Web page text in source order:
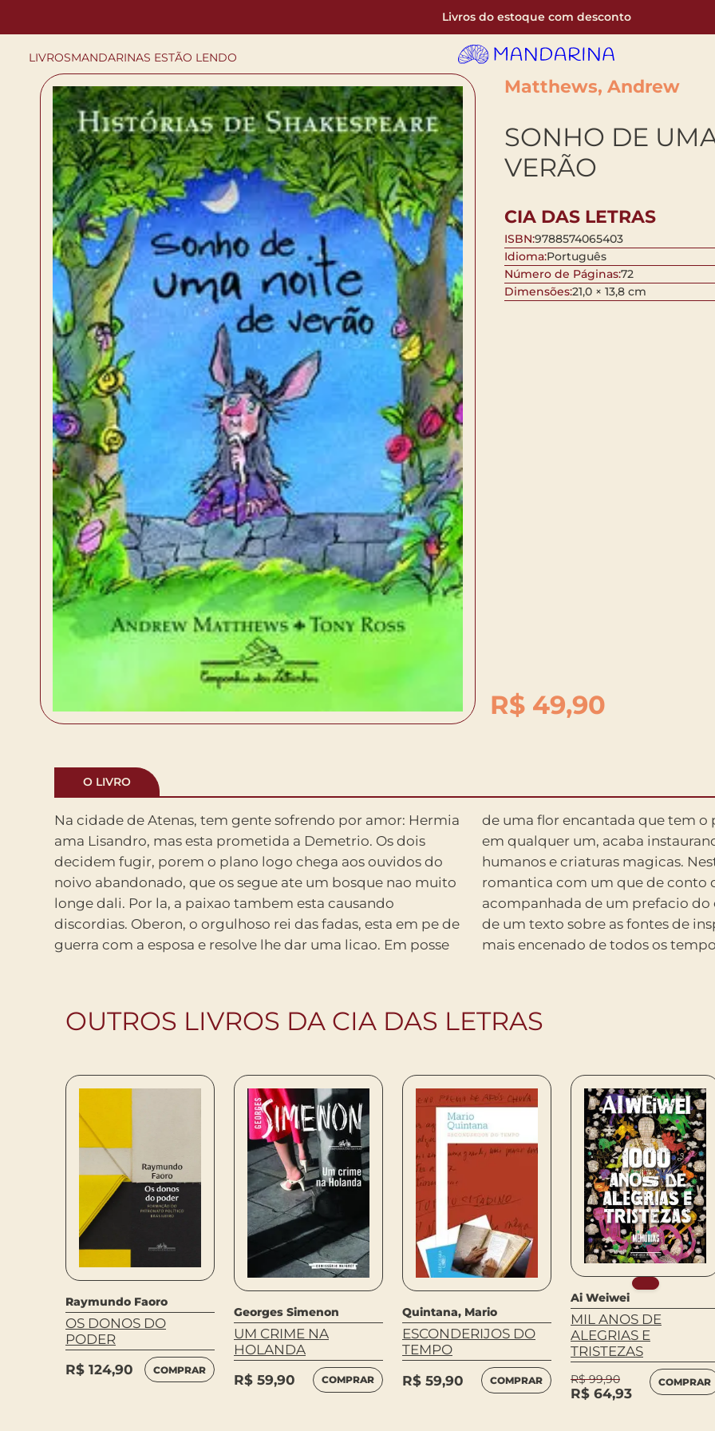
Livros do estoque com desconto
LIVROSMANDARINAS ESTÃO LENDO
Matthews, Andrew
SONHO DE
VERÃO
CIA DAS LETRAS
ISBN:9788574065403
Idioma:Português
Número de Páginas:72
Dimensões:21,0 × 13,8 cm
R$49,90
O LIVRO
Na cidade de Atenas, tem gente sofrendo por amor: Hermia
ama Lisandro, mas esta prometida a Demetrio. Os dois
decidem fugir, porem o plano logo chega aos ouvidos do
noivo abandonado, que os segue ate um bosque nao muito
longe dali. Por la, a paixao tambem esta causando
discordias. Oberon, o orgulhoso rei das fadas, esta em pe de
guerra com a esposa e resolve lhe dar uma licao. Em posse
de uma flor encantada que tem o poder de despertar o amor
em qualquer um, acaba instaurando a maior confusao entre
humanos e criaturas magicas. Nesta edicao, a comedia
romantica com um que de conto de fadas vem
acompanhada de um prefacio do escritor Flavio de Souza e
de um texto sobre as fontes de inspiracao do dramaturgo
mais encenado de todos os
OUTROS LIVROS DA CIA DAS LETRAS
Raymundo Faoro
OS DONOS DO
PODER
R$ 124,90 COMPRAR
Georges Simenon
UM CRIME NA
HOLANDA
R$ 59,90 COMPRAR
Quintana, Mario
ESCONDERIJOS DO
TEMPO
R$ 59,90 COMPRAR
Ai Weiwei
MIL ANOS DE
ALEGRIAS E
TRISTEZAS
R$99,90
R$ 64,93
COMPRAR